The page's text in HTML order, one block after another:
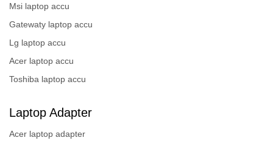
Msi laptop accu
Gatewaty laptop accu
Lg laptop accu
Acer laptop accu
Toshiba laptop accu
Laptop Adapter
Acer laptop adapter